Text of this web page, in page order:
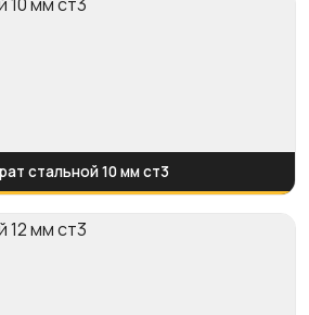
стальной 10 мм ст3